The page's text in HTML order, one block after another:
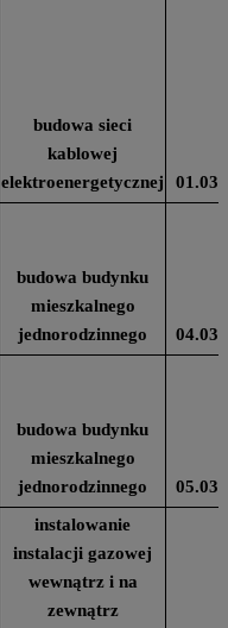
budowa sieci
kablowej
elektroenergetycznej
budowa budynku
mieszkalnego
jednorodzinnego
budowa budynku
mieszkalnego
jednorodzinnego
instalowanie
instalacji gazowej
wewnątrz i na
zewnątrz